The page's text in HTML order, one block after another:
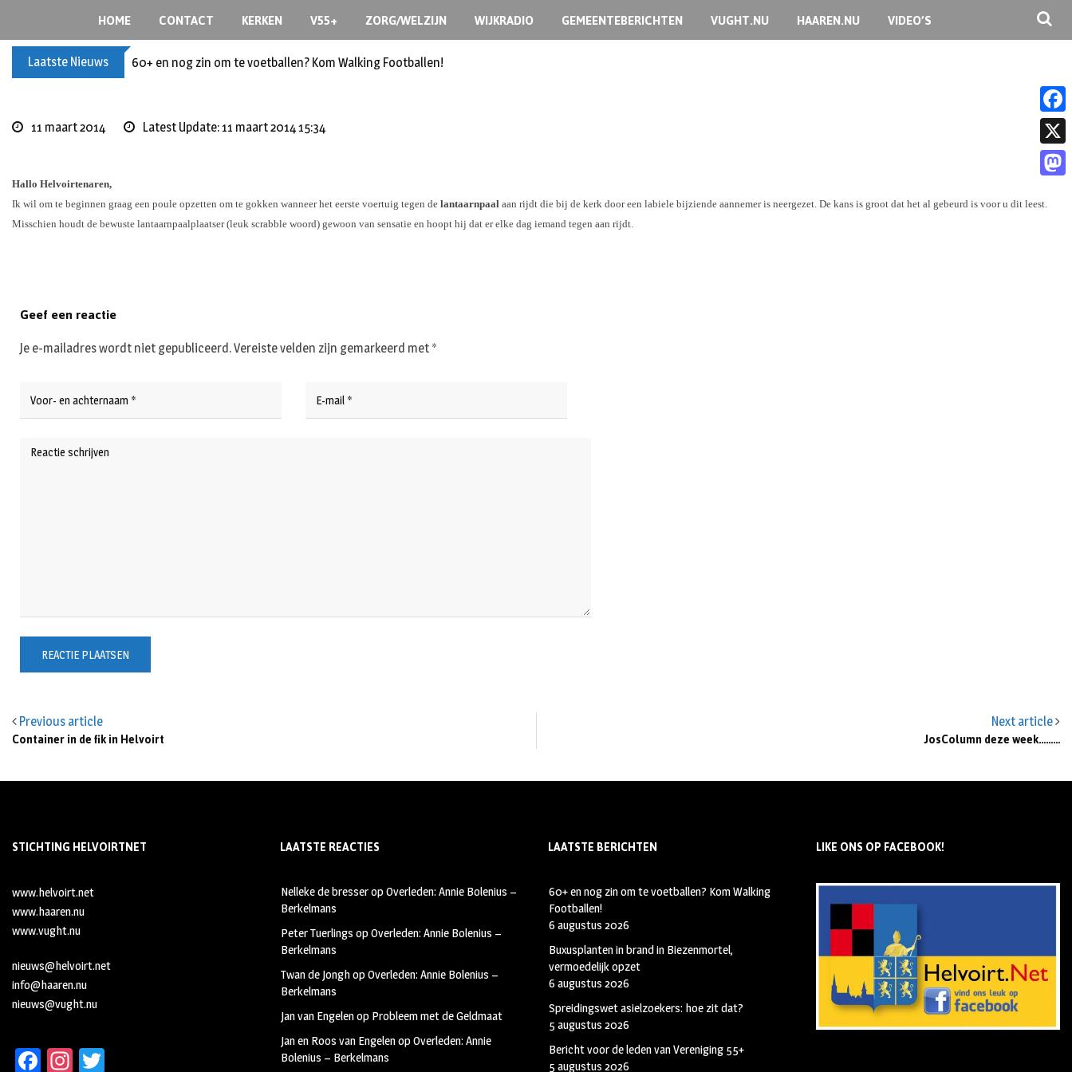
content
HOME CONTACT KERKEN V55+ ZORG/WELZIJN WIJKRADIO GEMEENTEBERICHTEN VUGHT.NU HAAREN.NU VIDEO’S
Laatste Nieuws 60+ en nog zin om te voetballen? Kom Walking Footballen!
11 maart 2014 Latest Update: 11 maart 2014 15:34
Hallo Helvoirtenaren,
Ik wil om te beginnen graag een poule opzetten om te gokken wanneer het eerste voertuig tegen de lantaarnpaal aan rijdt die bij de kerk door een labiele bijziende aannemer is neergezet. De kans is groot dat het al gebeurd is voor u dit leest.
Misschien houdt de bewuste lantaarnpaalplaatser (leuk scrabble woord) gewoon van sensatie en hoopt hij dat er elke dag iemand tegen aan rijdt.
Previous article
Container in de fik in Helvoirt
Next article
JosColumn deze week………
Geef een reactie
Je e-mailadres wordt niet gepubliceerd.Vereiste velden zijn gemarkeerd met *
STICHTING HELVOIRTNET
www.helvoirt.net
www.haaren.nu
www.vught.nu
nieuws@helvoirt.net
info@haaren.nu
nieuws@vught.nu
Fa In
LAATSTE REACTIES
Nelleke de bresseropOverleden: Annie Bolenius –
Berkelmans
Peter Tuerlings opOverleden: Annie Bolenius –
Berkelmans
Twan de JonghopOverleden: Annie Bolenius –
Berkelmans
Jan van Engelenop Probleem met de Geldmaat
Jan en Roos van EngelenopOverleden: Annie
Bolenius – Berkelmans
LAATSTE BERICHTEN
60+ en nog zin om te voetballen? Kom Walking
Footballen!
6 augustus 2026
Buxusplanten in brand in Biezenmortel,
vermoedelijk opzet
6 augustus 2026
Spreidingswet asielzoekers: hoe zit dat?
5 augustus 2026
Bericht voor de leden van Vereniging 55+
5 augustus 2026
LIKE ONS OP FACEBOOK!
F
a
c
e
X